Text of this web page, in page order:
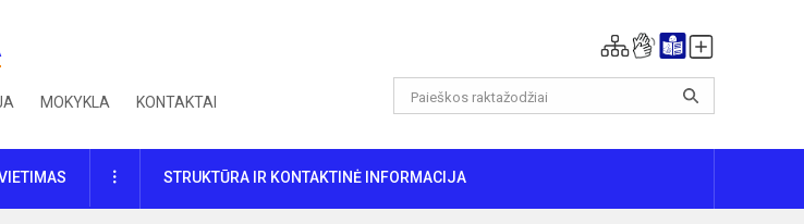
MOKYKLA KONTAKTAI
DAUGIAUSTRUKTŪRA IR KONTAKTINĖ INFORMACIJA